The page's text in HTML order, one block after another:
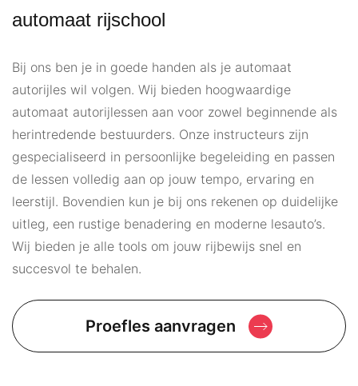
automaat rijschool
Bij ons ben je in goede handen als je automaat
autorijles wil volgen. Wij bieden hoogwaardige
automaat autorijlessen aan voor zowel beginnende als
herintredende bestuurders. Onze instructeurs zijn
gespecialiseerd in persoonlijke begeleiding en passen
de lessen volledig aan op jouw tempo, ervaring en
leerstijl. Bovendien kun je bij ons rekenen op duidelijke
uitleg, een rustige benadering en moderne lesauto’s.
Wij bieden je alle tools om jouw rijbewijs snel en
succesvol te behalen.
Proefles aanvragen